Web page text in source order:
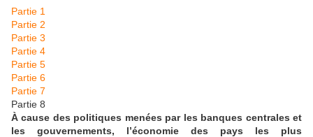
Partie 1
Partie 2
Partie 3
Partie 4
Partie 5
Partie 6
Partie 7
Partie 8
À cause des politiques menées par les banques centrales et
les gouvernements, l’économie des pays les plus